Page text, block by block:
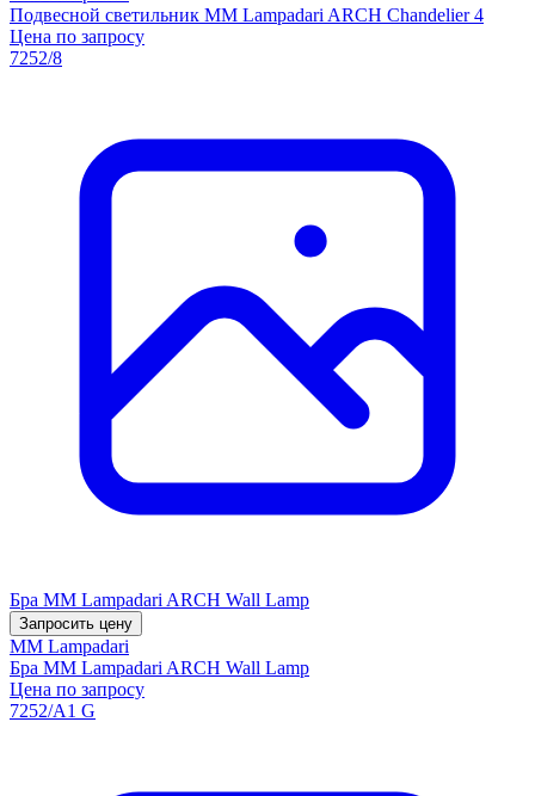
Подвесной светильник MM Lampadari ARCH Chandelier 4
Цена по запросу
7252/8
Бра MM Lampadari ARCH Wall Lamp
Запросить цену
MM Lampadari
Бра MM Lampadari ARCH Wall Lamp
Цена по запросу
7252/A1 G